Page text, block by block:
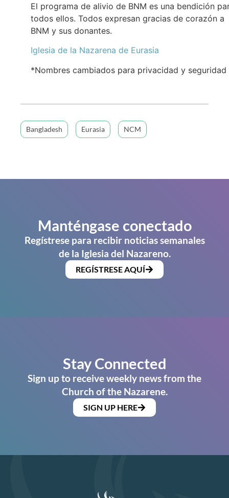
El programa de alivio de BNM es una bendición
todos ellos. Todos expresan gracias de corazón a
BNM y sus donantes.
Iglesia de la Nazarena de Eurasia
*Nombres cambiados para privacidad y seguridad
Bangladesh Eurasia NCM
Manténgase conectado
Regístrese para recibir noticias semanales
de la Iglesia del Nazareno.
REGÍSTRESE AQUÍ
Stay Connected
Sign up to receive weekly news from the
Church of the Nazarene.
SIGN UP HERE